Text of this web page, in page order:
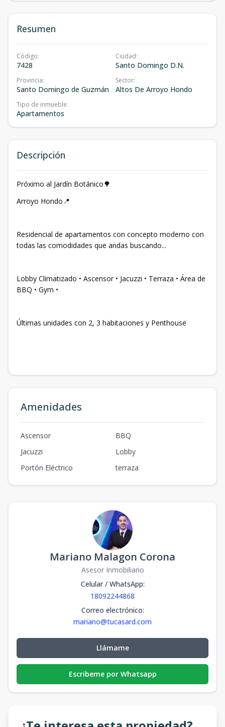
Resumen
Código:
7428
Ciudad:
Santo Domingo D.N.
Provincia:
Santo Domingo de Guzmán
Sector:
Altos De Arroyo Hondo
Tipo de inmueble:
Apartamentos
Descripción
Próximo al Jardín Botánico🌳
Arroyo Hondo📍
Residencial de apartamentos con concepto moderno con
todas las comodidades que andas buscando...
Lobby Climatizado • Ascensor • Jacuzzi • Terraza • Área de
BBQ • Gym •
Últimas unidades con 2, 3 habitaciones y Penthouse
Amenidades
Ascensor
BBQ
Jacuzzi
Lobby
Portón Eléctrico
terraza
Mariano Malagon Corona
Asesor Inmobiliario
Celular / WhatsApp:
18092244868
Correo electrónico:
mariano@tucasard.com
Llámame
Escribeme por Whatsapp